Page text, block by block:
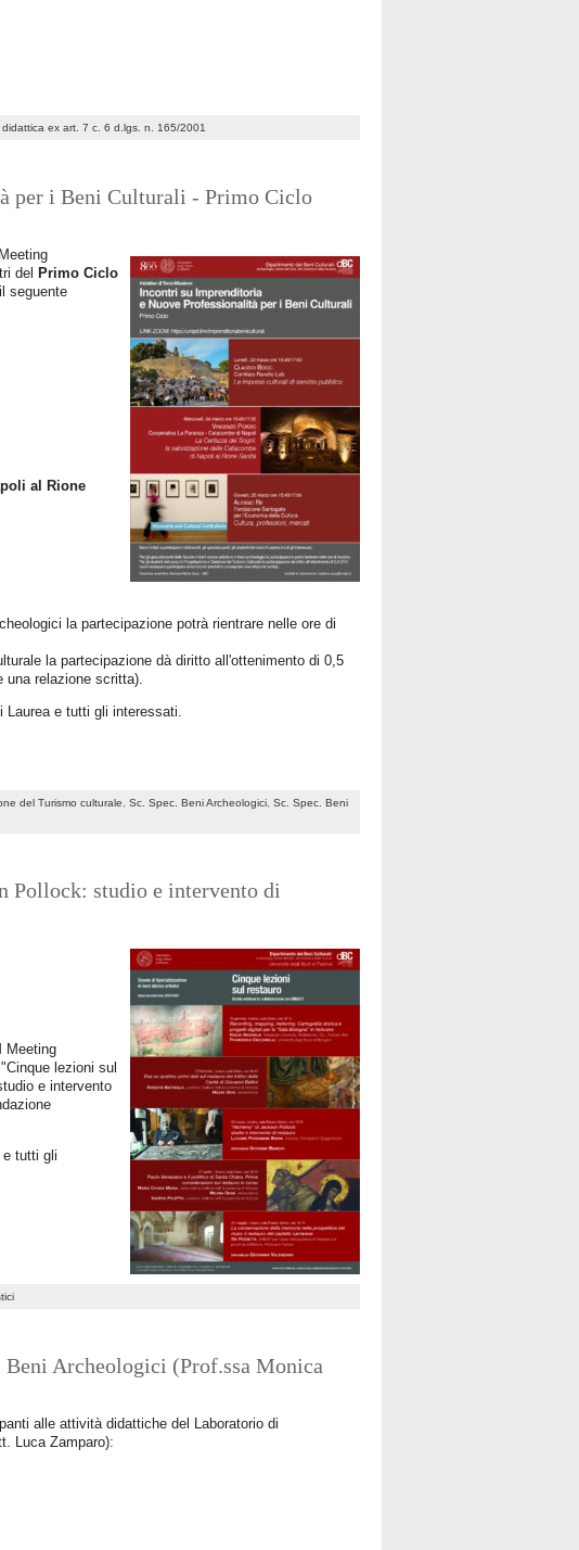
ex art. 7 c. 6 d.lgs. n. 165/2001
per i Beni Culturali - Primo Ciclo
del
Primo Ciclo
seguente
al Rione
la partecipazione potrà rientrare nelle ore di
la partecipazione dà diritto all'ottenimento di 0,5
una relazione scritta).
e tutti gli interessati.
del Turismo culturale Sc. Spec. Beni Archeologici Sc. Spec. Beni
Pollock: studio e intervento di
Meeting
lezioni sul
e intervento
tutti gli
Archeologici (Prof.ssa Monica
alle attività didattiche del Laboratorio di
Luca Zamparo):